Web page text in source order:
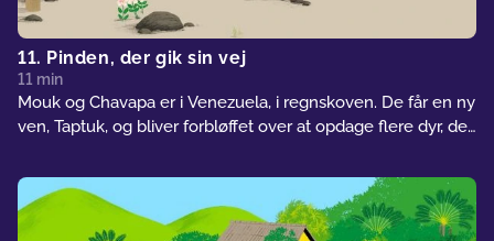
11. Pinden, der gik sin vej
11 min
Mouk og Chavapa er i Venezuela, i regnskoven. De får en ny
ven, Taptuk, og bliver forbløffet over at opdage flere dyr, de
bladskærende myrer.